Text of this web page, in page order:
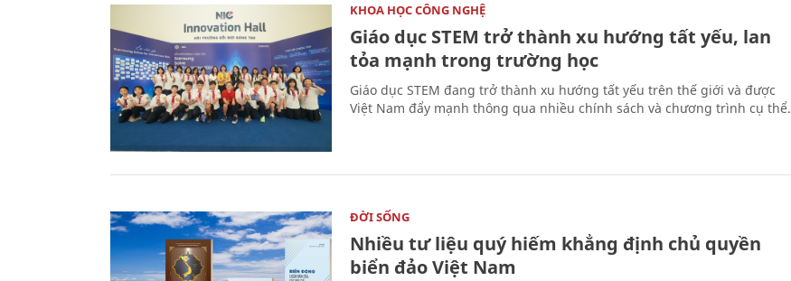
KHOA HỌC CÔNG NGHỆ
Giáo dục STEM trở thành xu hướng tất yếu, lan
tỏa mạnh trong trường học
Giáo dục STEM đang trở thành xu hướng tất yếu trên thế giới và được
Việt Nam đẩy mạnh thông qua nhiều chính sách và chương trình cụ thể.
ĐỜI SỐNG
Nhiều tư liệu quý hiếm khẳng định chủ quyền
biển đảo Việt Nam